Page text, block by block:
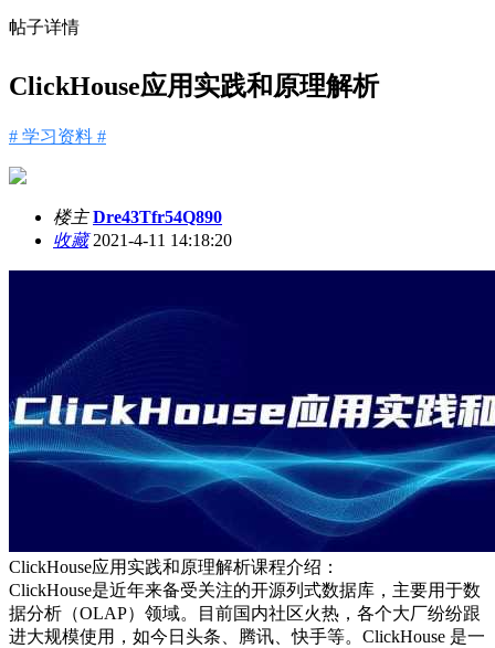
帖子详情
ClickHouse应用实践和原理解析
# 学习资料 #
楼主 Dre43Tfr54Q890
收藏2021-4-11 14:18:20
ClickHouse应用实践和原理解析课程介绍：
ClickHouse是近年来备受关注的开源列式数据库，主要用于数
据分析（OLAP）领域。目前国内社区火热，各个大厂纷纷跟
进大规模使用，如今日头条、腾讯、快手等。ClickHouse 是一